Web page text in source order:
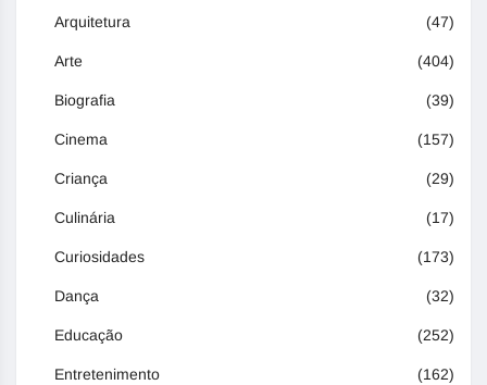
Arquitetura (47)
Arte (404)
Biografia (39)
Cinema (157)
Criança (29)
Culinária (17)
Curiosidades (173)
Dança (32)
Educação (252)
Entretenimento (162)